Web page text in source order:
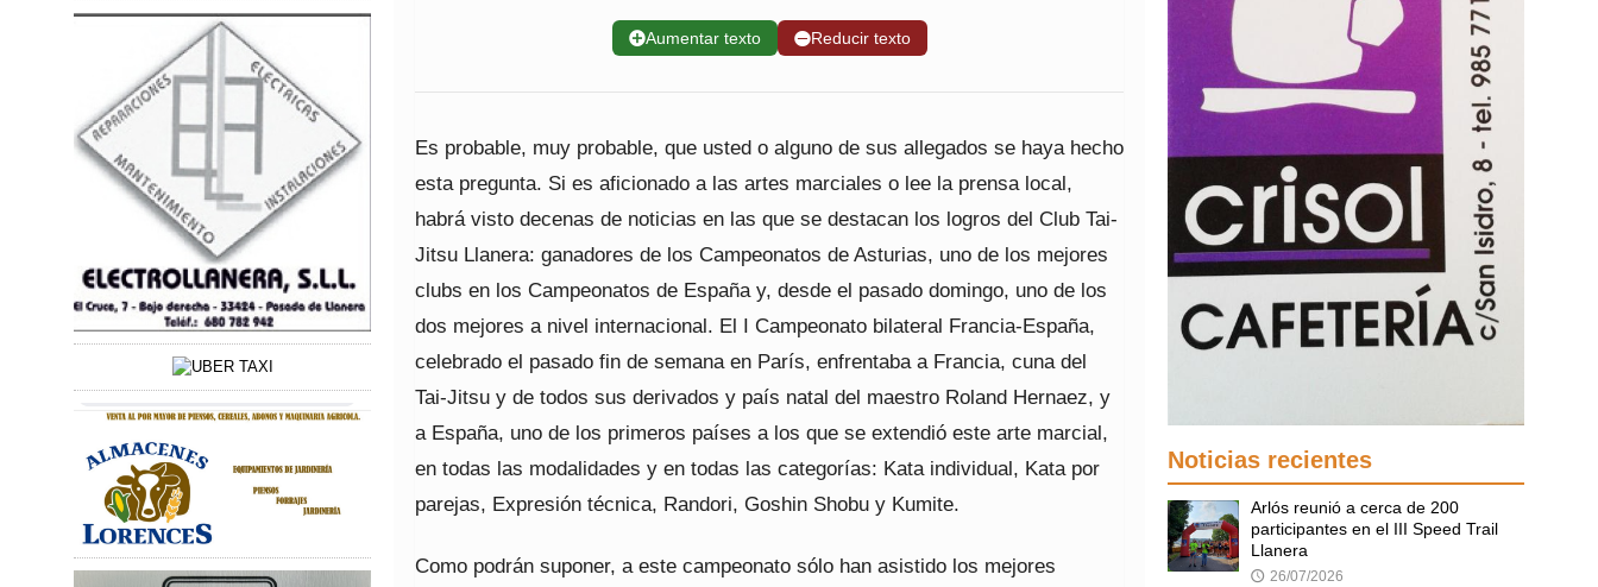
➕Aumentar texto ➖Reducir texto
Es probable, muy probable, que usted o alguno de sus allegados se haya hecho
esta pregunta. Si es aficionado a las artes marciales o lee la prensa local,
habrá visto decenas de noticias en las que se destacan los logros del Club Tai-
Jitsu Llanera: ganadores de los Campeonatos de Asturias, uno de los mejores
clubs en los Campeonatos de España y, desde el pasado domingo, uno de los
dos mejores a nivel internacional. El I Campeonato bilateral Francia-España,
celebrado el pasado fin de semana en París, enfrentaba a Francia, cuna del
Tai-Jitsu y de todos sus derivados y país natal del maestro Roland Hernaez, y
a España, uno de los primeros países a los que se extendió este arte marcial,
en todas las modalidades y en todas las categorías: Kata individual, Kata por
parejas, Expresión técnica, Randori, Goshin Shobu y Kumite.
Como podrán suponer, a este campeonato sólo han asistido los mejores
Noticias recientes
Arlós reunió a cerca de 200
participantes en el III Speed Trail
Llanera
🕔 26/07/2026